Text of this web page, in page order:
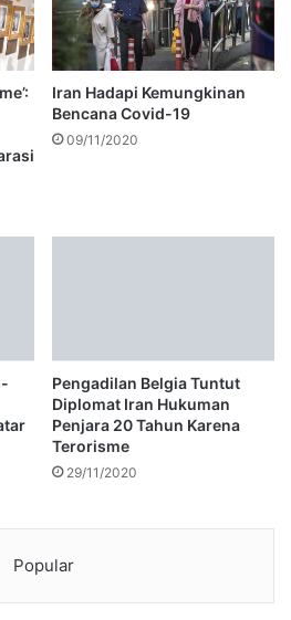
Iran Hadapi Kemungkinan
Bencana Covid-19
09/11/2020
Pengadilan Belgia Tuntut
Diplomat Iran Hukuman
Penjara 20 Tahun Karena
Terorisme
29/11/2020
Popular